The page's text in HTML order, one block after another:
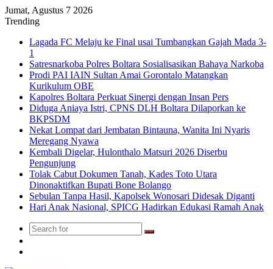
Jumat, Agustus 7 2026
Trending
Lagada FC Melaju ke Final usai Tumbangkan Gajah Mada 3-
1
Satresnarkoba Polres Boltara Sosialisasikan Bahaya Narkoba
Prodi PAI IAIN Sultan Amai Gorontalo Matangkan
Kurikulum OBE
Kapolres Boltara Perkuat Sinergi dengan Insan Pers
Diduga Aniaya Istri, CPNS DLH Boltara Dilaporkan ke
BKPSDM
Nekat Lompat dari Jembatan Bintauna, Wanita Ini Nyaris
Meregang Nyawa
Kembali Digelar, Hulonthalo Matsuri 2026 Diserbu
Pengunjung
Tolak Cabut Dokumen Tanah, Kades Toto Utara
Dinonaktifkan Bupati Bone Bolango
Sebulan Tanpa Hasil, Kapolsek Wonosari Didesak Diganti
Hari Anak Nasional, SPICG Hadirkan Edukasi Ramah Anak
Search